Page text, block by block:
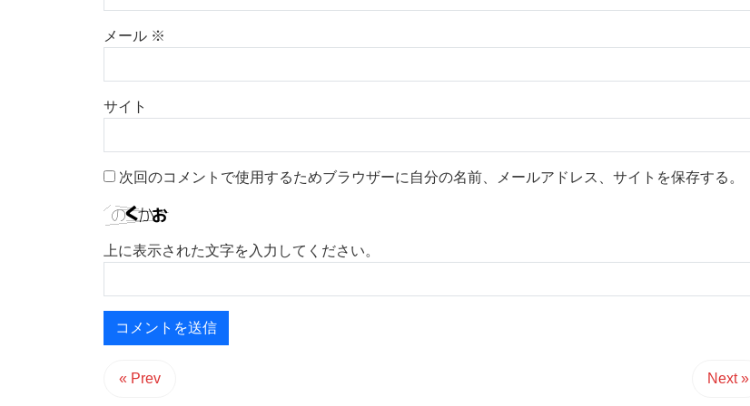
メール ※
サイト
次回のコメントで使用するためブラウザーに自分の名前、メールアドレス、サイトを保存する。
上に表示された文字を入力してください。
« Prev Next »